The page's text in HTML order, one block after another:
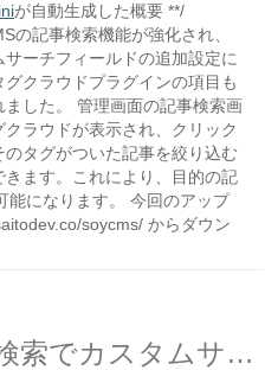
が自動生成した概要 **/
の記事検索機能が強化され、
サーチフィールドの追加設定に
グクラウドプラグインの項目も
ました。 管理画面の記事検索画
クラウドが表示され、クリック
のタグがついた記事を絞り込む
きます。これにより、目的の記
能になります。 今回のアップ
soycms/ からダウン
SOY CMSの記事の検索でカスタムサーチフィールドの項目の追加設定を設けました